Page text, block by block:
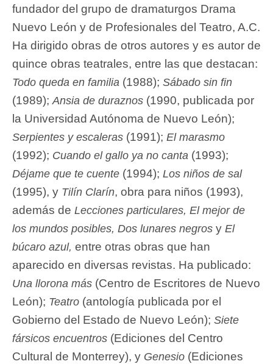
fundador del grupo de dramaturgos Drama
Nuevo León y de Profesionales del Teatro, A.C.
Ha dirigido obras de otros autores y es autor de
quince obras teatrales, entre las que destacan:
Todo queda en familia (1988); Sábado sin fin
(1989);Ansia de duraznos (1990, publicada por
la Universidad Autónoma de Nuevo León);
Serpientes y escaleras (1991); El marasmo
(1992); Cuando el gallo ya no canta (1993);
Déjame que te cuente (1994); Los niños de sal
(1995), y Tilín Clarín, obra para niños (1993),
además de Lecciones particulares, El mejor de
los mundos posibles, Dos lunares negros y El
búcaro azul, entre otras obras que han
aparecido en diversas revistas. Ha publicado:
Una llorona más (Centro de Escritores de Nuevo
León); Teatro (antología publicada por el
Gobierno del Estado de Nuevo León); Siete
fársicos encuentros (Ediciones del Centro
Cultural de Monterrey), y Genesio (Ediciones